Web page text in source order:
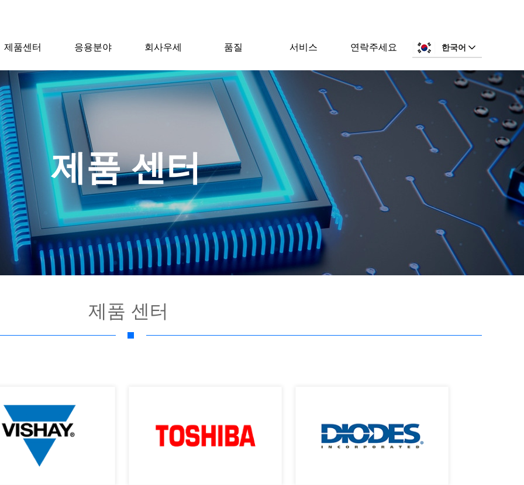
제품센터 응용분야 회사우세 품질 서비스 연락주세요 한국어
제품 센터
제품 센터